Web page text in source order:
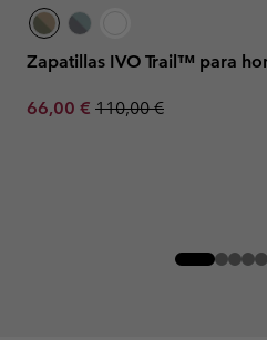
Zapatillas IVO Trail™ para
Sale price:
66,00 € Regular price:
110,00 €